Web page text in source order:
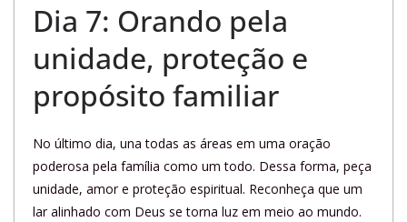
Dia 7: Orando pela
unidade, proteção e
propósito familiar
No último dia, una todas as áreas em uma oração
poderosa pela família como um todo. Dessa forma, peça
unidade, amor e proteção espiritual. Reconheça que um
lar alinhado com Deus se torna luz em meio ao mundo.